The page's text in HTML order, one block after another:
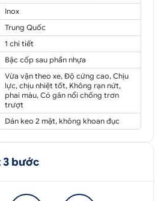
Inox
Trung Quốc
1 chi tiết
Bậc cốp sau phần nhựa
Vừa vặn theo xe, Độ cứng cao, Chịu
lực, chịu nhiệt tốt, Không rạn nứt,
phai màu, Có gân nổi chống trơn
trượt
Dán keo 2 mặt, không khoan đục
3 bước